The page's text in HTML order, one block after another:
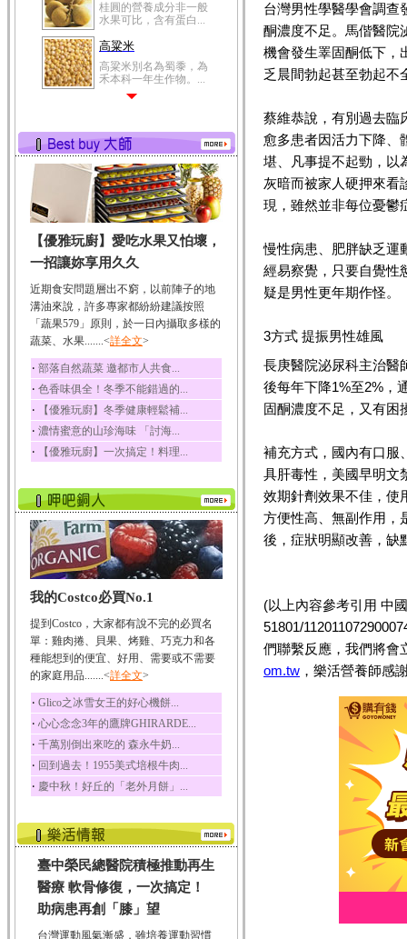
桂圓的營養成分非一般
水果可比，含有蛋白...
高粱米
高粱米別名為蜀黍，為
禾本科一年生作物。...
有蛋白質、脂肪、磷...
鮪魚
鮪魚肚肉中的不飽和脂
肪酸內富含EPA和DH...
韭菜
韭菜所含的膳食纖維能
幫助消化與通便；揮...
冬瓜
冬瓜營養價值高，鈉含
量極低是水腫病人的...
豆豉
豆豉裡頭含有營養的蛋
白質、脂肪、鈣、磷...
榛果
榛果裡所含的營養素有
蛋白質、脂肪、醣類...
迷迭香
酸、迷迭香酸、植物...
咖啡
咖啡中的咖啡因會刺激
中樞神經系統，特別...
椰子
椰子含有糖類、脂肪、
荔枝
荔枝性質溫和所含的營
養素有醣類、檸檬酸...
五味子
五味子性質溫熱所含營
養成分有揮發油、檸...
草魚
草魚含有維生素A、維生
素C、及豐富的蛋白...
【優雅玩廚】愛吃水果又怕壞，
一招讓妳享用久久
近期食安問題層出不窮，以前陣子的地
溝油來說，許多專家都紛紛建議按照
「蔬果579」原則，於一日內攝取多樣的
蔬菜、水果.......<詳全文>
‧ 部落自然蔬菜 邀都市人共食...
‧ 色香味俱全！冬季不能錯過的...
‧ 【優雅玩廚】冬季健康輕鬆補...
‧ 濃情蜜意的山珍海味 「討海...
‧ 【優雅玩廚】一次搞定！料理...
我的Costco必買No.1
提到Costco，大家都有說不完的必買名
單：雞肉捲、貝果、烤雞、巧克力和各
種能想到的便宜、好用、需要或不需要
的家庭用品.......<詳全文>
‧ Glico之冰雪女王的好心機餅...
‧ 心心念念3年的鷹牌GHIRARDE...
‧ 千萬別倒出來吃的 森永牛奶...
‧ 回到過去！1955美式培根牛肉...
‧ 慶中秋！好丘的「老外月餅」...
臺中榮民總醫院積極推動再生
醫療 軟骨修復，一次搞定！
助病患再創「膝」望
台灣運動風氣漸盛，雖培養運動習慣
台灣男性學醫學會調查
酮濃度不足。馬偕醫院
機會發生睪固酮低下，
乏晨間勃起甚至勃起不
蔡維恭說，有別過去臨
愈多患者因活力下降、
堪、凡事提不起勁，以
灰暗而被家人硬押來看
現，雖然並非每位憂鬱
慢性病患、肥胖缺乏運
經易察覺，只要自覺性
疑是男性更年期作怪。
3方式 提振男性雄風
長庚醫院泌尿科主治醫
後每年下降1%至2%，
固酮濃度不足，又有困
補充方式，國內有口服
具肝毒性，美國早明文
效期針劑效果不佳，使
方便性高、無副作用，
後，症狀明顯改善，缺
(以上內容參考引用 中
51801/
們聯繫反應，我們將會
om.tw ，樂活營養師感